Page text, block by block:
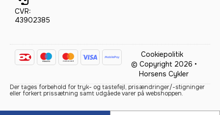
CVR:
43902385
Cookiepolitik
© Copyright 2026 •
Horsens Cykler
Der tages forbehold for tryk- og tastefejl, prisændringer/-stigninger
eller forkert prissætning samt udgåede varer på webshoppen.